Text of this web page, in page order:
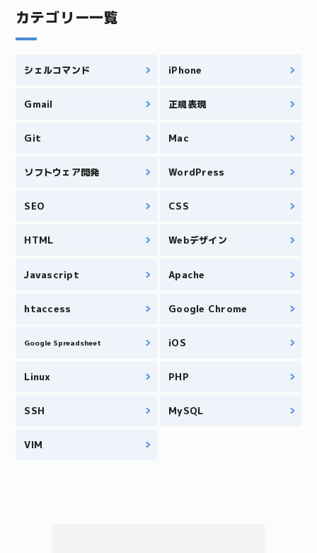
カテゴリー一覧
シェルコマンド iPhone
Gmail 正規表現
Git Mac
ソフトウェア開発 WordPress
SEO CSS
HTML Webデザイン
Javascript Apache
htaccess Google Chrome
Google Spreadsheet iOS
Linux PHP
SSH MySQL
VIM